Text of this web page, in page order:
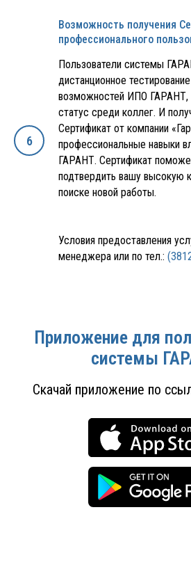
Возможность получения
профессионального
Пользователи системы
дистанционное
возможностей ИПО ГАРАНТ,
статус среди коллег. И
Сертификат от компании
профессиональные навыки
ГАРАНТ. Сертификат
подтвердить вашу высокую
поиске новой работы.
Условия предоставления
менеджера или по тел.:
Приложение для
системы
Скачай приложение по